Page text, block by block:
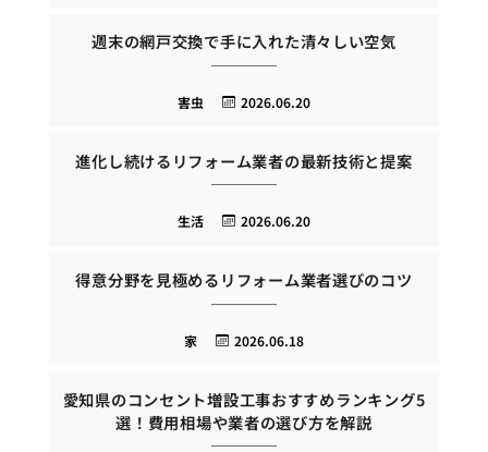
週末の網戸交換で手に入れた清々しい空気
2026.06.20
害虫
進化し続けるリフォーム業者の最新技術と提案
2026.06.20
生活
得意分野を見極めるリフォーム業者選びのコツ
2026.06.18
家
愛知県のコンセント増設工事おすすめランキング5
選！費用相場や業者の選び方を解説